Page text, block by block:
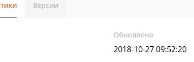
Версии
Обновлено
2018-10-27 09:52:20